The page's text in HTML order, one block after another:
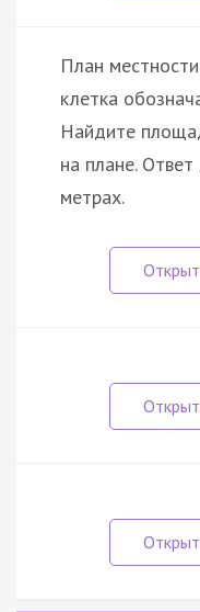
План
клетка
Найдите
на плане.
метрах.